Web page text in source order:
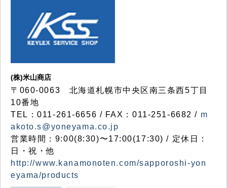
(株)米山商店
〒060-0063 北海道札幌市中央区南三条西5丁目
10番地
TEL：011-261-6656 / FAX：011-251-6682 / m
akoto.s@yoneyama.co.jp
営業時間：9:00(8:30)〜17:00(17:30) / 定休日：
日・祝・他
http://www.kanamonoten.com/sapporoshi-yon
eyama/products